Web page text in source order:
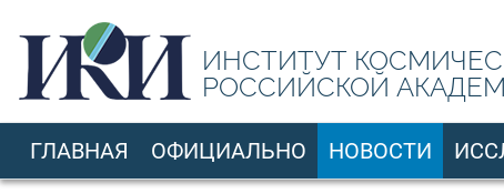
основному
содержанию
ИНСТИТУТ
РОССИЙСКОЙ
ГЛАВНАЯ ОФИЦИАЛЬНО НОВОСТИ